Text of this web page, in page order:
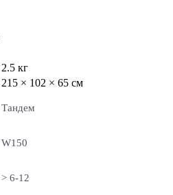
2.5 кг
215 × 102 × 65 см
Тандем
W150
> 6-12